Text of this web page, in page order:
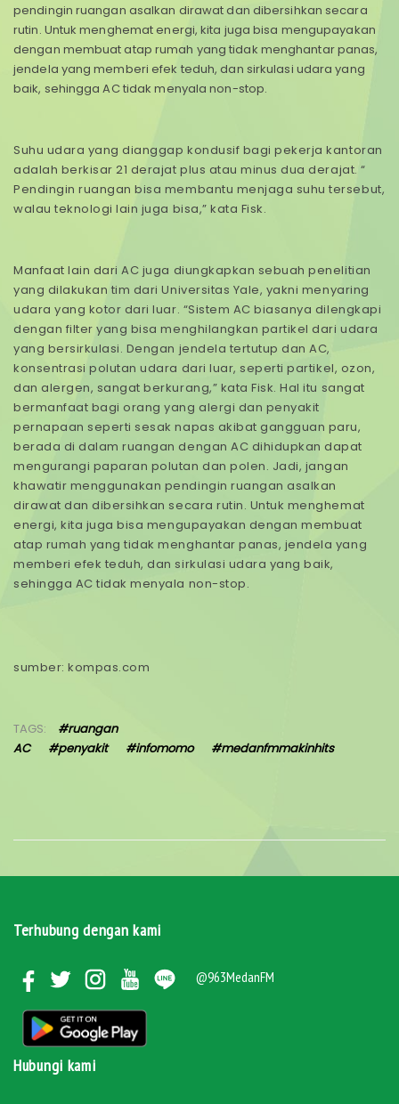
pendingin ruangan asalkan dirawat dan dibersihkan secara
rutin. Untuk menghemat energi, kita juga bisa mengupayakan
dengan membuat atap rumah yang tidak menghantar panas,
jendela yang memberi efek teduh, dan sirkulasi udara yang
baik, sehingga AC tidak menyala non-stop.
Suhu udara yang dianggap kondusif bagi pekerja kantoran
adalah berkisar 21 derajat plus atau minus dua derajat. “
Pendingin ruangan bisa membantu menjaga suhu tersebut,
walau teknologi lain juga bisa,” kata Fisk.
Manfaat lain dari AC juga diungkapkan sebuah penelitian
yang dilakukan tim dari Universitas Yale, yakni menyaring
udara yang kotor dari luar. “Sistem AC biasanya dilengkapi
dengan filter yang bisa menghilangkan partikel dari udara
yang bersirkulasi. Dengan jendela tertutup dan AC,
konsentrasi polutan udara dari luar, seperti partikel, ozon,
dan alergen, sangat berkurang,” kata Fisk. Hal itu sangat
bermanfaat bagi orang yang alergi dan penyakit
pernapaan seperti sesak napas akibat gangguan paru,
berada di dalam ruangan dengan AC dihidupkan dapat
mengurangi paparan polutan dan polen. Jadi, jangan
khawatir menggunakan pendingin ruangan asalkan
dirawat dan dibersihkan secara rutin. Untuk menghemat
energi, kita juga bisa mengupayakan dengan membuat
atap rumah yang tidak menghantar panas, jendela yang
memberi efek teduh, dan sirkulasi udara yang baik,
sehingga AC tidak menyala non-stop.
sumber: kompas.com
TAGS:
#ruangan
AC
#penyakit #infomomo #medanfmmakinhits
Terhubung dengan kami
@963MedanFM
Hubungi kami